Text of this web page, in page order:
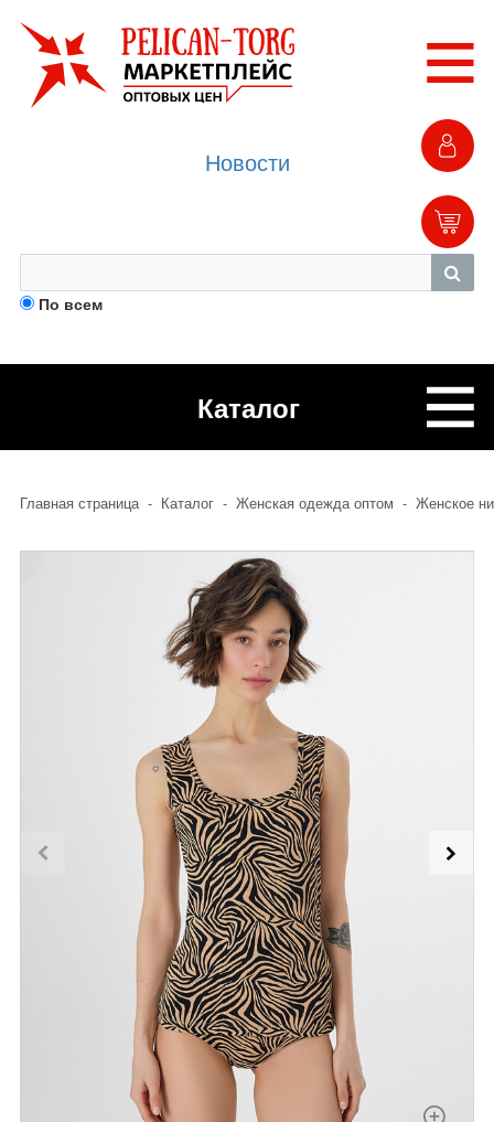
По всем
Новости
Каталог
Главная страница - Каталог - Женская одежда оптом - Женское